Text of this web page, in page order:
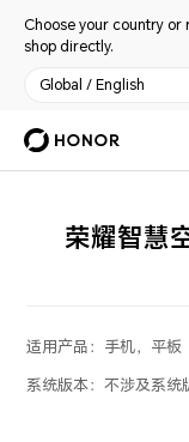
Choose your country or
shop directly.
Global / English
荣耀智慧
适用产品： 手机，平板
系统版本：不涉及系统